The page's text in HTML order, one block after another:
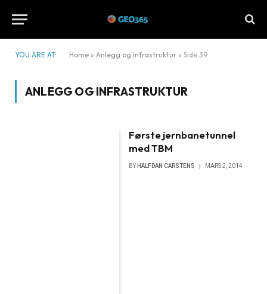
YOU ARE AT: Home » Anlegg og infrastruktur » Side 39
ANLEGG OG INFRASTRUKTUR
Første jernbanetunnel
med TBM
BY HALFDAN CARSTENS MARS 2, 2014